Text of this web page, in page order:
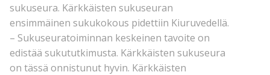
sukuseura. Kärkkäisten sukuseuran
ensimmäinen sukukokous pidettiin Kiuruvedellä.
– Sukuseuratoiminnan keskeinen tavoite on
edistää sukututkimusta. Kärkkäisten sukuseura
on tässä onnistunut hyvin. Kärkkäisten